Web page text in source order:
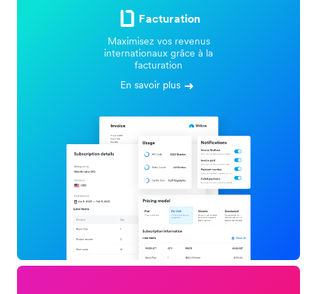
Facturation
Maximisez vos revenus
internationaux grâce à la
facturation
En savoir plus